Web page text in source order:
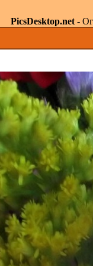
PicsDesktop.net-